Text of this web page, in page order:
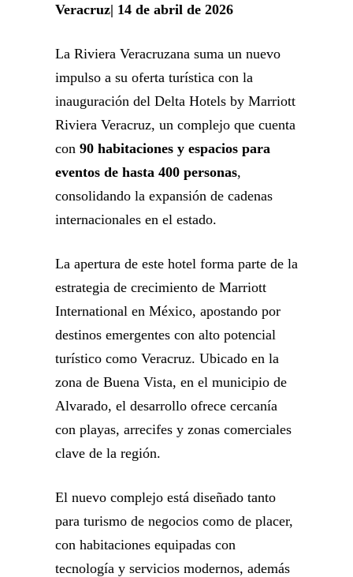
Veracruz| 14 de abril de 2026
La Riviera Veracruzana suma un nuevo
impulso a su oferta turística con la
inauguración del Delta Hotels by Marriott
Riviera Veracruz, un complejo que cuenta
con 90 habitaciones y espacios para
eventos de hasta 400 personas,
consolidando la expansión de cadenas
internacionales en el estado.
La apertura de este hotel forma parte de la
estrategia de crecimiento de Marriott
International en México, apostando por
destinos emergentes con alto potencial
turístico como Veracruz. Ubicado en la
zona de Buena Vista, en el municipio de
Alvarado, el desarrollo ofrece cercanía
con playas, arrecifes y zonas comerciales
clave de la región.
El nuevo complejo está diseñado tanto
para turismo de negocios como de placer,
con habitaciones equipadas con
tecnología y servicios modernos, además